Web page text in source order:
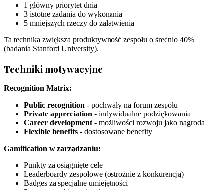
1 główny priorytet dnia
3 istotne zadania do wykonania
5 mniejszych rzeczy do załatwienia
Ta technika zwiększa produktywność zespołu o średnio 40%
(badania Stanford University).
Techniki motywacyjne
Recognition Matrix:
Public recognition - pochwały na forum zespołu
Private appreciation - indywidualne podziękowania
Career development - możliwości rozwoju jako nagroda
Flexible benefits - dostosowane benefity
Gamification w zarządzaniu:
Punkty za osiągnięte cele
Leaderboardy zespołowe (ostrożnie z konkurencją)
Badges za specjalne umiejętności